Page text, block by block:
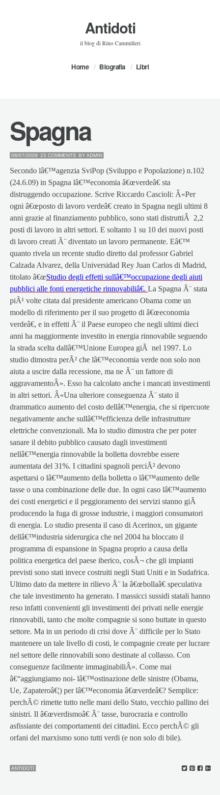
Antidoti
il blog di Rino Cammilleri
Home Biografia Libri
Spagna
08/07/2009 23 COMMENTS BY ADMIN
Secondo lâ€™agenzia SviPop (Sviluppo e Popolazione) n.102
(24.6.09) in Spagna lâ€™economia â€œverdeâ€ sta
distruggendo occupazione. Scrive Riccardo Cascioli: Â«Per
ogni â€œposto di lavoro verdeâ€ creato in Spagna negli ultimi 8
anni grazie al finanziamento pubblico, sono stati distruttiÂ 2,2
posti di lavoro in altri settori. E soltanto 1 su 10 dei nuovi posti
di lavoro creati Ã¨ diventato un lavoro permanente. Eâ€™
quanto rivela un recente studio diretto dal professor Gabriel
Calzada Alvarez, della Universidad Rey Juan Carlos di Madrid,
titolato â€œStudio degli effetti sullâ€™occupazione degli aiuti
pubblici alle fonti energetiche rinnovabiliâ€. La Spagna Ã¨ stata
piÃ¹ volte citata dal presidente americano Obama come un
modello di riferimento per il suo progetto di â€œeconomia
verdeâ€, e in effetti Ã¨ il Paese europeo che negli ultimi dieci
anni ha maggiormente investito in energia rinnovabile seguendo
la strada scelta dallâ€™Unione Europea giÃ nel 1997. Lo
studio dimostra perÃ² che lâ€™economia verde non solo non
aiuta a uscire dalla recessione, ma ne Ã¨ un fattore di
aggravamentoÂ». Esso ha calcolato anche i mancati investimenti
in altri settori. Â«Una ulteriore conseguenza Ã¨ stato il
drammatico aumento del costo dellâ€™energia, che si ripercuote
negativamente anche sullâ€™efficienza delle infrastrutture
elettriche convenzionali. Ma lo studio dimostra che per poter
sanare il debito pubblico causato dagli investimenti
nellâ€™energia rinnovabile la bolletta dovrebbe essere
aumentata del 31%. I cittadini spagnoli perciÃ² devono
aspettarsi o lâ€™aumento della bolletta o lâ€™aumento delle
tasse o una combinazione delle due. In ogni caso lâ€™aumento
dei costi energetici e il peggioramento dei servizi stanno giÃ
producendo la fuga di grosse industrie, i maggiori consumatori
di energia. Lo studio presenta il caso di Acerinox, un gigante
dellâ€™industria siderurgica che nel 2004 ha bloccato il
programma di espansione in Spagna proprio a causa della
politica energetica del paese iberico, cosÃ¬ che gli impianti
previsti sono stati invece costruiti negli Stati Uniti e in Sudafrica.
Ultimo dato da mettere in rilievo Ã¨ la â€œbollaâ€ speculativa
che tale investimento ha generato. I massicci sussidi statali hanno
reso infatti convenienti gli investimenti dei privati nelle energie
rinnovabili, tanto che molte compagnie si sono buttate in questo
settore. Ma in un periodo di crisi dove Ã¨ difficile per lo Stato
mantenere un tale livello di costi, le compagnie create per lucrare
nel settore delle rinnovabili sono destinate al collasso. Con
conseguenze facilmente immaginabiliÂ». Come mai
â€“aggiungiamo noi- lâ€™ostinazione delle sinistre (Obama,
Ue, Zapateroâ€¦) per lâ€™economia â€œverdeâ€? Semplice:
perchÃ© rimette tutto nelle mani dello Stato, vecchio pallino dei
sinistri. Il â€œverdismoâ€ Ã¨ tasse, burocrazia e controllo
asfissiante dei comportamenti dei cittadini. Ecco perchÃ© gli
orfani del marxismo sono tutti verdi (e non solo di bile).
ANTIDOTI